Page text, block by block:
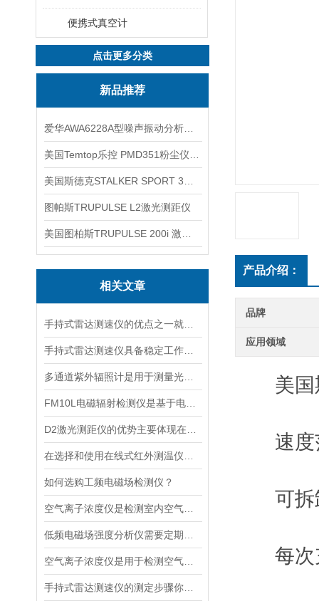
便携式真空计
点击更多分类
新品推荐
图帕斯TRUPULSE L2激光测距仪
相关文章
如何选购工频电磁场检测仪？
产品介绍：
品牌
应用领域
美国斯
速度范
可拆卸
每次充